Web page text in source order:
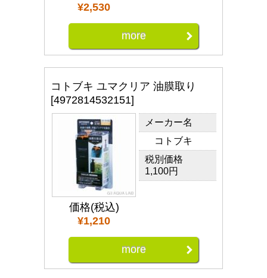
¥2,530
more
コトブキ ユマクリア 油膜取り
[4972814532151]
価格(税込)
¥1,210
メーカー名
コトブキ
税別価格
1,100円
more